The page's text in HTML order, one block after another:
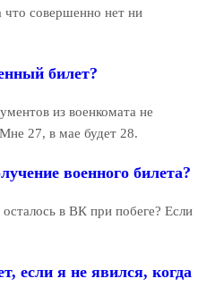
что совершенно нет ни
билет?
из военкомата не
27, в мае будет 28.
военного билета?
в ВК при побеге? Если
если я не явился, когда